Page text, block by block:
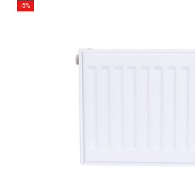
-5%